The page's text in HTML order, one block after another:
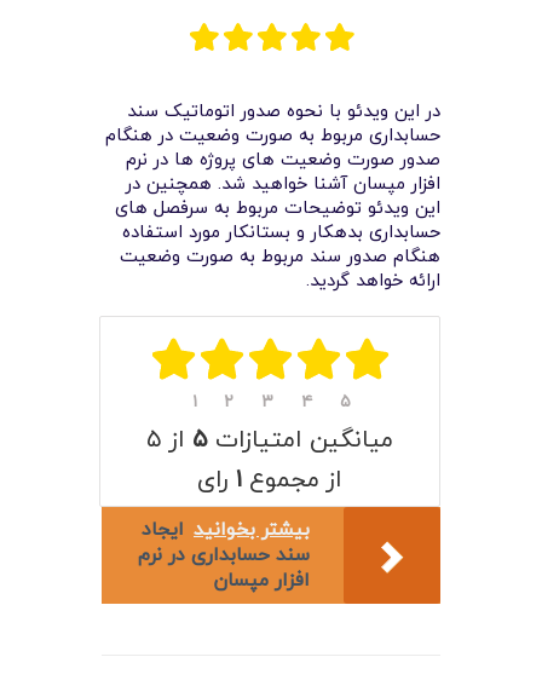
نوشته ها
امکانات
سیستم ها
لیست قیمت محصولات
در این ویدئو با نحوه صدور اتوماتیک سند
حسابداری مربوط به صورت وضعیت در هنگام
صدور صورت وضعیت های پروژه ها در نرم
افزار مپسان آشنا خواهید شد. همچنین در
این ویدئو توضیحات مربوط به سرفصل های
حسابداری بدهکار و بستانکار مورد استفاده
هنگام صدور سند مربوط به صورت وضعیت
ارائه خواهد گردید.
۱ ۲ ۳ ۴ ۵
میانگین امتیازات ۵ از ۵
از مجموع ۱ رای
بیشتر بخوانید ایجاد
سند حسابداری در نرم
افزار مپسان